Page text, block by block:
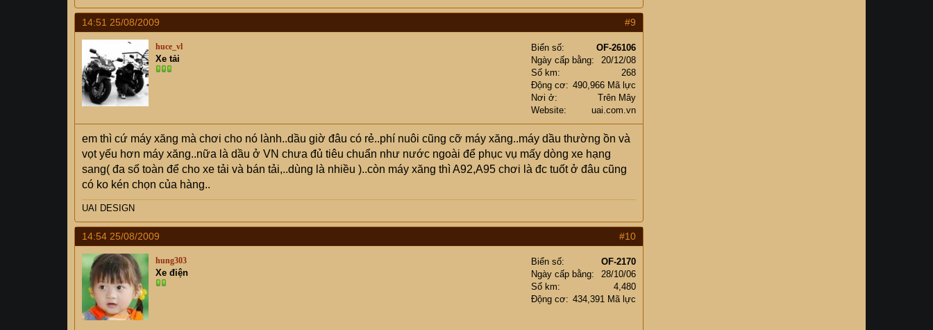
14:51 25/08/2009 #9
huce_vl
Xe tải
Biển số
OF-26106
Ngày cấp bằng
20/12/08
Số km
268
Động cơ
490,966 Mã lực
Nơi ở
Trên Mây
Website
uai.com.vn
em thì cứ máy xăng mà chơi cho nó lành..dầu giờ đâu có rẻ..phí nuôi cũng cỡ máy xăng..máy dầu thường ồn và
vọt yếu hơn máy xăng..nữa là dầu ở VN chưa đủ tiêu chuẩn như nước ngoài để phục vụ mấy dòng xe hạng
sang( đa số toàn để cho xe tải và bán tải,..dùng là nhiều )..còn máy xăng thì A92,A95 chơi là đc tuốt ở đâu cũng
có ko kén chọn của hàng..
UAI DESIGN
14:54 25/08/2009 #10
hung303
Xe điện
Biển số
OF-2170
Ngày cấp bằng
28/10/06
Số km
4,480
Động cơ
434,391 Mã lực